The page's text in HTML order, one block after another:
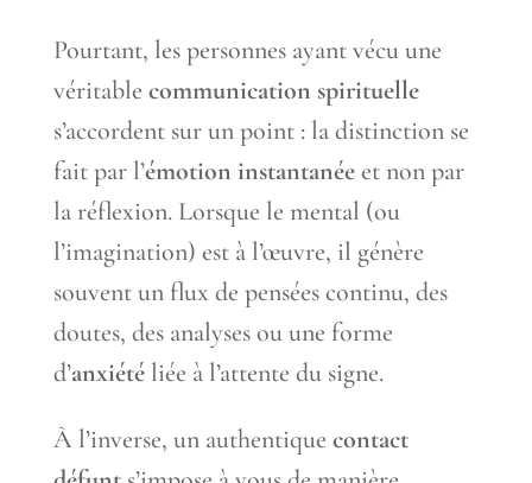
Pourtant, les personnes ayant vécu une
véritable communication spirituelle
s’accordent sur un point : la distinction se
fait par l’émotion instantanéeet non par
la réflexion. Lorsque le mental (ou
l’imagination) est à l’œuvre, il génère
souvent un flux de pensées continu, des
doutes, des analyses ou une forme
d’anxiétéliée à l’attente du signe.
À l’inverse, un authentique contact